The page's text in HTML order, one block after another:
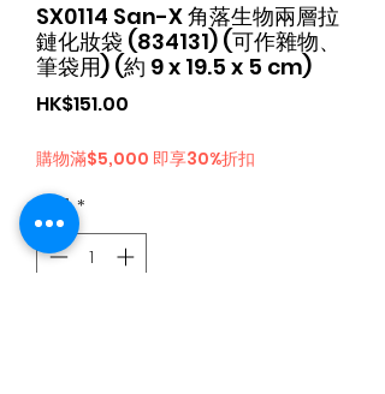
SX0114 San-X 角落生物兩層拉
鏈化妝袋 (834131) (可作雜物、
筆袋用) (約 9 x 19.5 x 5 cm)
HK$151.00
購物滿$5,000 即享30%折扣
數量*